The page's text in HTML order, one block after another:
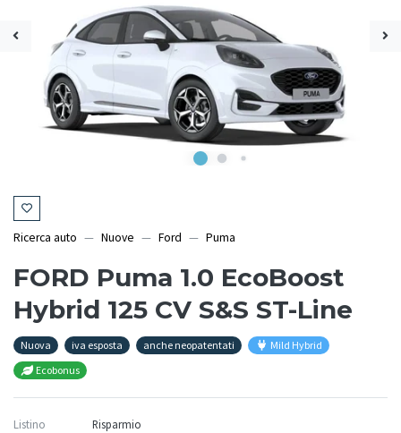
Ricerca auto Nuove Ford Puma
FORD Puma 1.0 EcoBoost
Hybrid 125 CV S&S ST-Line
Nuova iva esposta anche neopatentati
Mild Hybrid
Ecobonus
Listino Risparmio